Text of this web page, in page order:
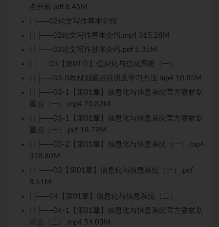
点分析.pdf 8.45M
| ├──02论文写作基本介绍
| | ├──02论文写作基本介绍.mp4 315.28M
| | └──02论文写作基本介绍.pdf 5.35M
| ├──03【第01章】信息化与信息系统（一）
| | ├──03-0教材划重点说明及学习方法.mp4 10.85M
| | ├──03-1【第01章】信息化与信息系统官方教材划
重点（一）.mp4 70.82M
| | ├──03-1【第01章】信息化与信息系统官方教材划
重点（一）.pdf 18.79M
| | ├──03-2【第01章】信息化与信息系统（一）.mp4
318.80M
| | └──03【第01章】信息化与信息系统（一）.pdf
8.51M
| ├──04【第01章】信息化与信息系统（二）
| | ├──04-1【第01章】信息化与信息系统官方教材划
重点（二）.mp4 54.03M